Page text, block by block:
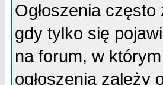
Ogłoszenia
gdy tylko się
na forum, w
ogłoszenia zależy